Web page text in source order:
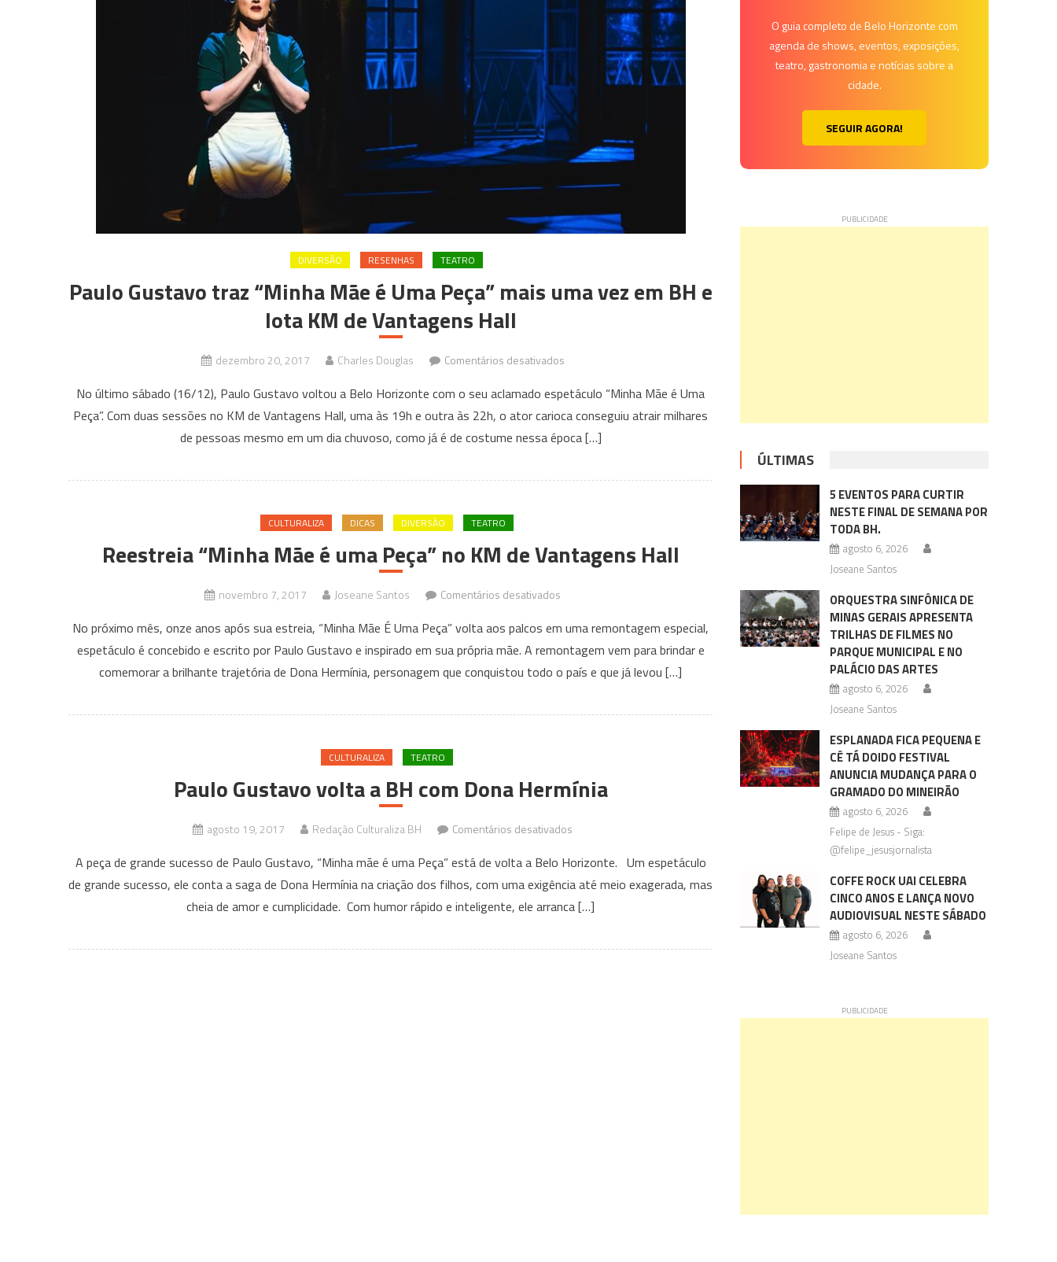
DIVERSÃO RESENHAS TEATRO
Paulo Gustavo traz “Minha Mãe é Uma Peça” mais uma vez em BH e
lota KM de Vantagens Hall
dezembro 20, 2017 Charles Douglas Comentários desativadosem
Gustavo
traz
“Minha
é
uma
e
lota
KM
Vantagens
No último sábado (16/12), Paulo Gustavo voltou a Belo Horizonte com o seu aclamado espetáculo “Minha Mãe é Uma
Peça”. Com duas sessões no KM de Vantagens Hall, uma às 19h e outra às 22h, o ator carioca conseguiu atrair milhares
de pessoas mesmo em um dia chuvoso, como já é de costume nessa época […]
CULTURALIZA DICAS DIVERSÃO TEATRO
Reestreia “Minha Mãe é uma Peça” no KM de Vantagens Hall
novembro 7, 2017 Joseane Santos Comentários desativados
“Minha
Mãe
é
Peça”
Vantagens
No próximo mês, onze anos após sua estreia, “Minha Mãe É Uma Peça” volta aos palcos em uma remontagem especial,
espetáculo é concebido e escrito por Paulo Gustavo e inspirado em sua própria mãe. A remontagem vem para brindar e
comemorar a brilhante trajetória de Dona Hermínia, personagem que conquistou todo o país e que já levou […]
CULTURALIZA TEATRO
Paulo Gustavo volta a BH com Dona Hermínia
agosto 19, 2017 Redação Culturaliza BH Comentários desativados
Gustavo
volta
a
com
A peça de grande sucesso de Paulo Gustavo, “Minha mãe é uma Peça” está de volta a Belo Horizonte. Um espetáculo
de grande sucesso, ele conta a saga de Dona Hermínia na criação dos filhos, com uma exigência até meio exagerada, mas
cheia de amor e cumplicidade. Com humor rápido e inteligente, ele arranca […]
O guia completo de Belo Horizonte com
agenda de shows, eventos, exposições,
teatro, gastronomia e notícias sobre a
cidade.
SEGUIR AGORA!
ÚLTIMAS
5 EVENTOS PARA CURTIR
NESTE FINAL DE SEMANA POR
TODA BH.
agosto 6, 2026
Joseane Santos
ORQUESTRA SINFÔNICA DE
MINAS GERAIS APRESENTA
TRILHAS DE FILMES NO
PARQUE MUNICIPAL E NO
PALÁCIO DAS ARTES
agosto 6, 2026
Joseane Santos
ESPLANADA FICA PEQUENA E
CÊ TÁ DOIDO FESTIVAL
ANUNCIA MUDANÇA PARA O
GRAMADO DO MINEIRÃO
agosto 6, 2026
Felipe de Jesus - Siga:
@felipe_jesusjornalista
COFFE ROCK UAI CELEBRA
CINCO ANOS E LANÇA NOVO
AUDIOVISUAL NESTE SÁBADO
agosto 6, 2026
Joseane Santos